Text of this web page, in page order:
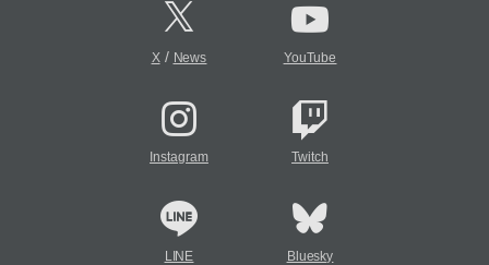
X/ News YouTube
Instagram Twitch
LINE Bluesky